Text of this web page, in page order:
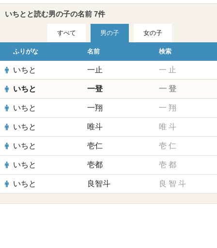
いちとと読む男の子の名前 7件
すべて 男の子 女の子
ふりがな 名前 検索
いちと 一止 一 止
いちと 一登 一 登
いちと 一翔 一 翔
いちと 唯斗 唯 斗
いちと 壱仁 壱 仁
いちと 壱都 壱 都
いちと 良智斗 良 智 斗